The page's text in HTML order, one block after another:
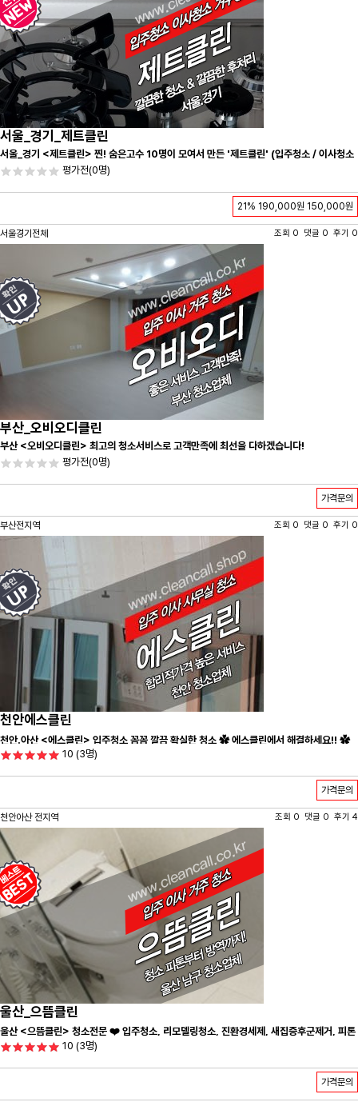
서울_경기_제트클린
서울_경기 <제트클린> 찐! 숨은고수 10명이 모여서 만든 '제트클린' (입주청소 / 이사청소
/ 줄눈시공) 항상 꼼꼼하게 친절하게 응대하겠습니다^-^
평가전(0명)
21% 190,000원 150,000원
서울경기전체 조회 0 댓글 0 후기 0
부산_오비오디클린
부산 <오비오디클린> 최고의 청소서비스로 고객만족에 최선을 다하겠습니다!
평가전(0명)
가격문의
부산전지역 조회 0 댓글 0 후기 0
천안에스클린
천안.아산 <에스클린> 입주청소 꼼꼼 깔끔 확실한 청소 ✿ 에스클린에서 해결하세요!! ✿
10 (3명)
가격문의
천안아산 전지역 조회 0 댓글 0 후기 4
울산_으뜸클린
울산 <으뜸클린> 청소전문 ❤️ 입주청소, 리모델링청소, 진환경세제, 새집증후군제거, 피톤
치드시공 전문 청소 업체 ❤️
10 (3명)
가격문의